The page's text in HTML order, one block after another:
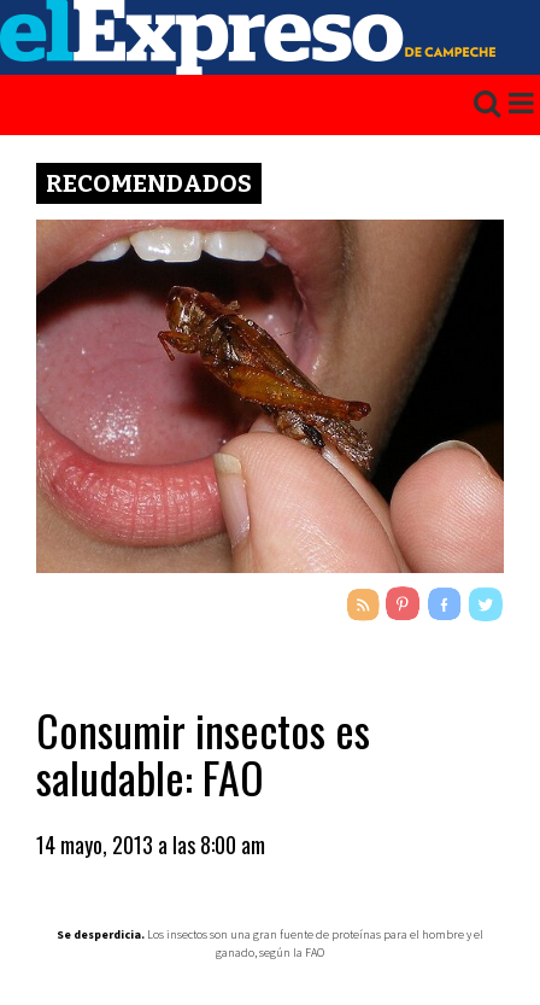
RECOMENDADOS
Consumir insectos es
saludable: FAO
14 mayo, 2013 a las 8:00 am
Se desperdicia. Los insectos son una gran fuente de proteínas para el hombre y el
ganado, según la FAO